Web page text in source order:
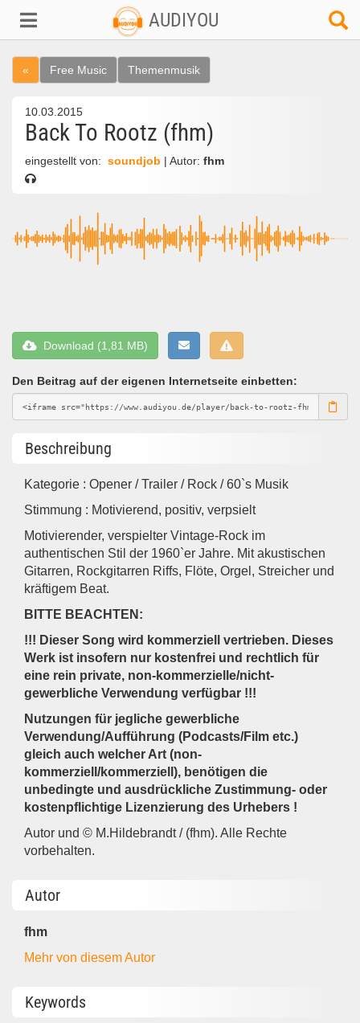
AUDIYOU
« Free Music Themenmusik
10.03.2015
Back To Rootz (fhm)
eingestellt von: soundjob | Autor: fhm
Download (1,81 MB)
Den Beitrag auf der eigenen Internetseite einbetten:
Beschreibung
Kategorie : Opener / Trailer / Rock / 60`s Musik
Stimmung : Motivierend, positiv, verpsielt
Motivierender, verspielter Vintage-Rock im
authentischen Stil der 1960`er Jahre. Mit akustischen
Gitarren, Rockgitarren Riffs, Flöte, Orgel, Streicher und
kräftigem Beat.
BITTE BEACHTEN:
!!! Dieser Song wird kommerziell vertrieben. Dieses
Werk ist insofern nur kostenfrei und rechtlich für
eine rein private, non-kommerzielle/nicht-
gewerbliche Verwendung verfügbar !!!
Nutzungen für jegliche gewerbliche
Verwendung/Aufführung (Podcasts/Film etc.)
gleich auch welcher Art (non-
kommerziell/kommerziell), benötigen die
unbedingte und ausdrückliche Zustimmung- oder
kostenpflichtige Lizenzierung des Urhebers !
Autor und © M.Hildebrandt / (fhm). Alle Rechte
vorbehalten.
Autor
fhm
Mehr von diesem Autor
Keywords